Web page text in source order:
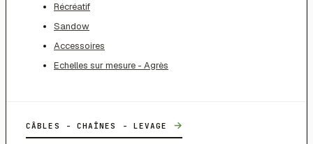
Récréatif
Sandow
Accessoires
Echelles sur mesure - Agrès
CÂBLES - CHAÎNES - LEVAGE →